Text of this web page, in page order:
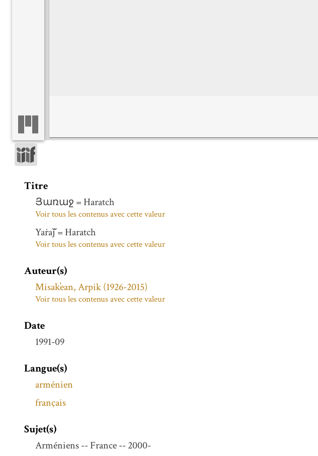
Titre
Յառաջ = Haratch
Voir tous les contenus avec cette valeur
Yaṙaǰ̌ = Haratch
Voir tous les contenus avec cette valeur
Auteur(s)
Misak̕ean, Arpik (1926-2015)
Voir tous les contenus avec cette valeur
Date
1991-09
Langue(s)
arménien
français
Sujet(s)
Arméniens -- France -- 2000-